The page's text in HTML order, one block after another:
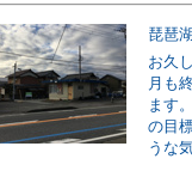
琵琶
お久
月も
ます
の目
うな